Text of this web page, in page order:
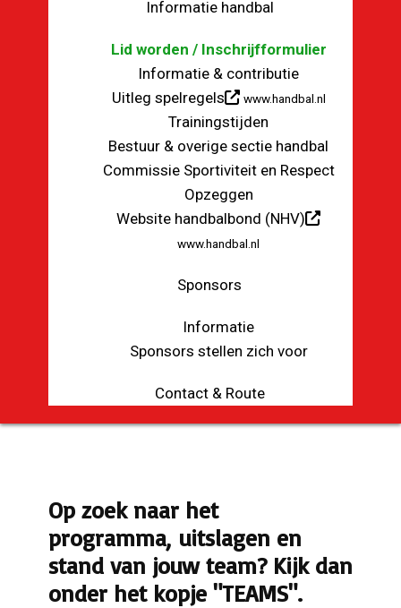
Informatie handbal
Lid worden / Inschrijfformulier
Informatie & contributie
Uitleg spelregels
www.handbal.nl
Trainingstijden
Bestuur & overige sectie handbal
Commissie Sportiviteit en Respect
Opzeggen
Website handbalbond (NHV)
www.handbal.nl
Sponsors
Informatie
Sponsors stellen zich voor
Contact & Route
Op zoek naar het
programma, uitslagen en
stand van jouw team? Kijk dan
onder het kopje "TEAMS".